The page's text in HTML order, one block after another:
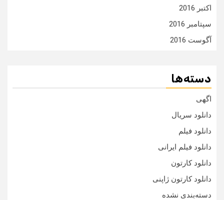
اکتبر 2016
سپتامبر 2016
آگوست 2016
دسته‌ها
اگهی
دانلود سریال
دانلود فیلم
دانلود فیلم ایرانی
دانلود کارتون
دانلود کارتون ژاپنی
دسته‌بندی نشده